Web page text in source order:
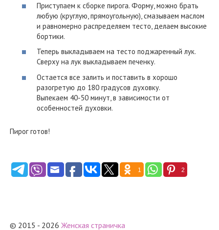
Приступаем к сборке пирога. Форму, можно брать
любую (круглую, прямоугольную), смазываем маслом
и равномерно распределяем тесто, делаем высокие
бортики.
Теперь выкладываем на тесто поджаренный лук.
Сверху на лук выкладываем печенку.
Остается все залить и поставить в хорошо
разогретую до 180 градусов духовку.
Выпекаем 40-50 минут, в зависимости от
особенностей духовки.
Пирог готов!
1 2
© 2015 - 2026 Женская страничка